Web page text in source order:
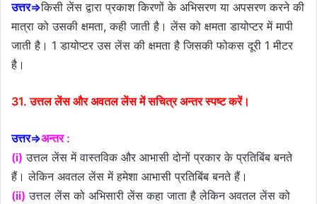
उत्तर⇒किसी लेंस द्वारा प्रकाश किरणों के अभिसरण या अपसरण करने की
मात्रा को उसकी क्षमता, कही जाती है। लेंस को क्षमता डायोप्टर में मापी
जाती है। 1 डायोप्टर उस लेंस की क्षमता है जिसकी फोकस दूरी 1 मीटर
है।
31. उत्तल लेंस और अवतल लेंस में सचित्र अन्तर स्पष्ट करें।
उत्तर⇒अन्तर :
(i) उत्तल लेंस में वास्तविक और आभासी दोनों प्रकार के प्रतिबिंब बनते
हैं। लेकिन अवतल लेंस में हमेशा आभासी प्रतिबिंब बनते हैं।
(ii) उत्तल लेंस को अभिसारी लेंस कहा जाता है लेकिन अवतल लेंस को